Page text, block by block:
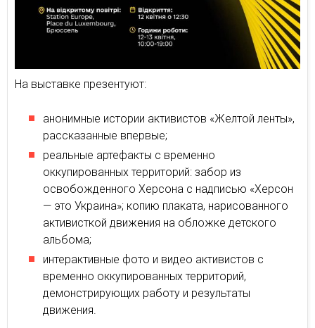
На выставке презентуют:
анонимные истории активистов «Желтой ленты»,
рассказанные впервые;
реальные артефакты с временно
оккупированных территорий: забор из
освобожденного Херсона с надписью «Херсон
— это Украина»; копию плаката, нарисованного
активисткой движения на обложке детского
альбома;
интерактивные фото и видео активистов с
временно оккупированных территорий,
демонстрирующих работу и результаты
движения.